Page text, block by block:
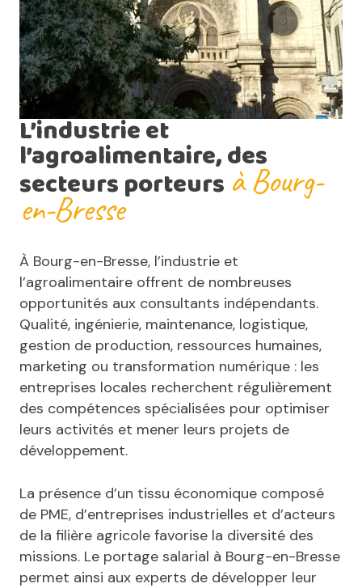
L’industrie et
l’agroalimentaire, des
secteurs porteurs à Bourg-
en-Bresse
À Bourg-en-Bresse, l’industrie et
l’agroalimentaire offrent de nombreuses
opportunités aux consultants indépendants.
Qualité, ingénierie, maintenance, logistique,
gestion de production, ressources humaines,
marketing ou transformation numérique : les
entreprises locales recherchent régulièrement
des compétences spécialisées pour optimiser
leurs activités et mener leurs projets de
développement.
La présence d’un tissu économique composé
de PME, d’entreprises industrielles et d’acteurs
de la filière agricole favorise la diversité des
missions. Le portage salarial à Bourg-en-Bresse
permet ainsi aux experts de développer leur